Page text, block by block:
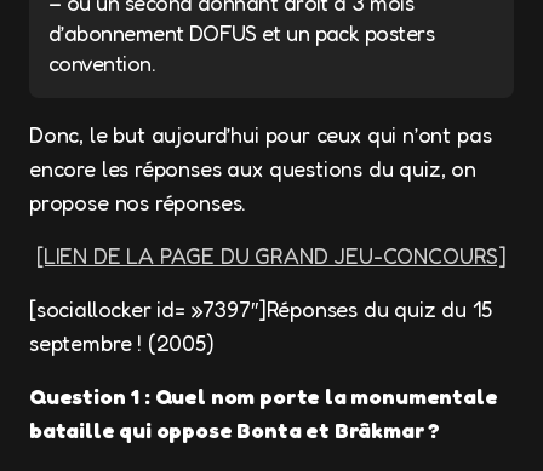
d’abonnement DOFUS et un pack posters
convention.
Donc, le but aujourd’hui pour ceux qui n’ont pas
encore les réponses aux questions du quiz, on
propose nos réponses.
[LIEN DE LA PAGE DU GRAND JEU-CONCOURS]
[sociallocker id= »7397″]Réponses du quiz du 15
septembre ! (2005)
Question 1 : Quel nom porte la monumentale
bataille qui oppose Bonta et Brâkmar ?